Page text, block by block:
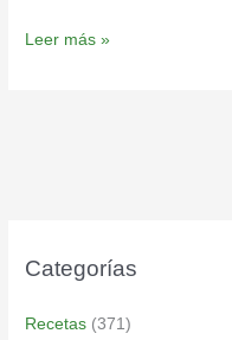
Leer más »
Categorías
Recetas (371)